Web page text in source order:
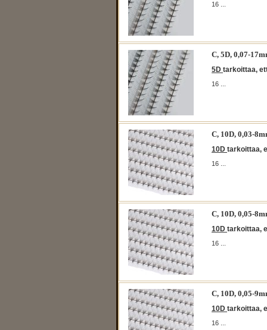
16 ...
C, 5D, 0,07-
5D tarkoittaa,
16 ...
C, 10D, 0,03-
10D tarkoittaa,
16 ...
C, 10D, 0,05-
10D tarkoittaa,
16 ...
C, 10D, 0,05-
10D tarkoittaa,
16 ...